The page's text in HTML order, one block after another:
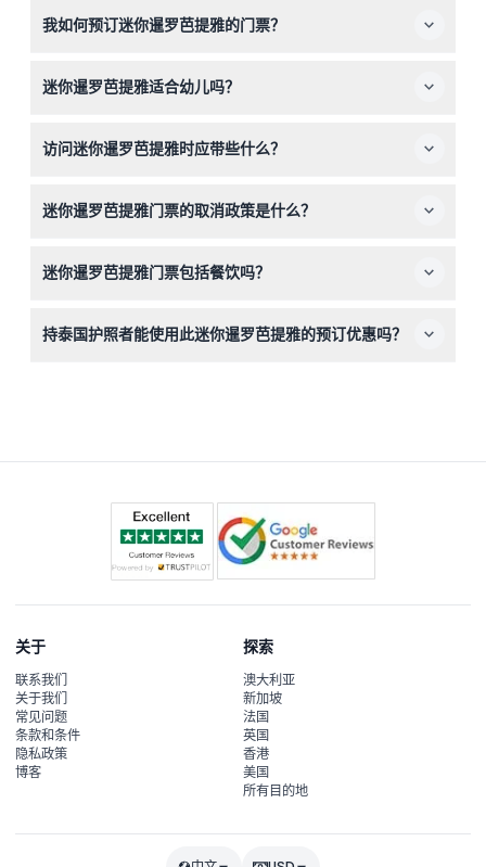
7:00（可能会有变动——请在预订时确认）。
我如何预订迷你暹罗芭提雅的门票？
选择您偏好的日期并在预订过程中查看可用性。
迷你暹罗芭提雅适合幼儿吗？
童票，90厘米以下的儿童可免费入场。年龄较大的儿童和
访问迷你暹罗芭提雅时应带些什么？
探索公园内的缩小版地标。
迷你暹罗芭提雅门票的取消政策是什么？
计划参观的确切日期进行预订。
迷你暹罗芭提雅门票包括餐饮吗？
食物。
持泰国护照者能使用此迷你暹罗芭提雅的预订优惠吗？
关于
联系我们
关于我们
常见问题
条款和条件
隐私政策
博客
探索
澳大利亚
新加坡
法国
英国
香港
美国
所有目的地